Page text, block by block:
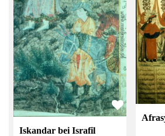
Iskandar bei Israfil